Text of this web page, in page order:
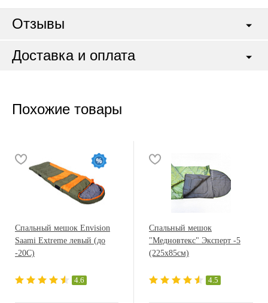
Отзывы
Доставка и оплата
Похожие товары
Спальный мешок Envision
Saami Extreme левый (до
-20С)
4.6
Спальный мешок
"Медновтекс" Эксперт -5
(225х85см)
4.5